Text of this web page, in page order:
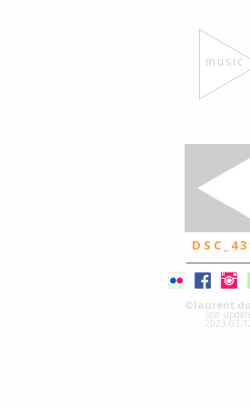
music
©laurent
last
2023-03-